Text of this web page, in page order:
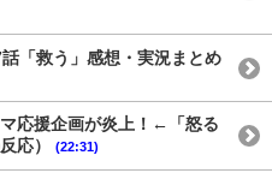
「救う」感想・実況まとめ
応援企画が炎上！←「怒る
応）
(22:31)